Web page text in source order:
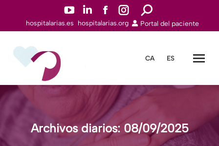
YouTuben
abre
ventana
Linkedinn
abre
ventana
Facebookn
abre
ventana
Instagramn
abre
ventana
Buscar:
hospitalarias.es hospitalarias.org Portal del paciente
CA ES
Archivos diarios: 08/09/2025